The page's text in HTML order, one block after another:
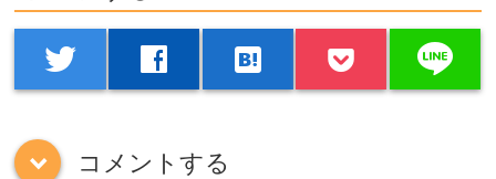
twitter facebook hatenabookmark line
down コメントする